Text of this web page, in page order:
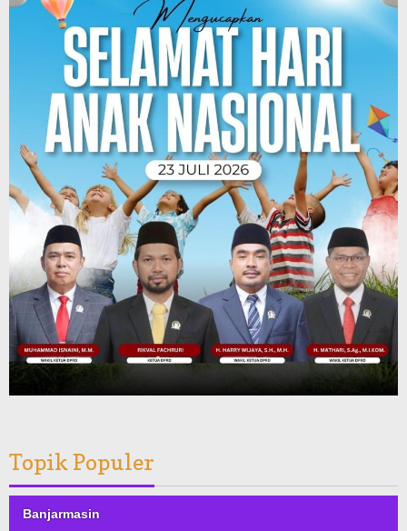
Topik Populer
Banjarmasin